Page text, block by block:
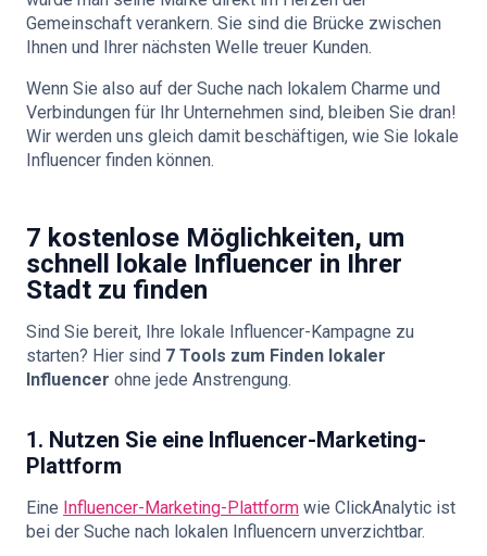
Gemeinschaft verankern. Sie sind die Brücke zwischen
Ihnen und Ihrer nächsten Welle treuer Kunden.
Wenn Sie also auf der Suche nach lokalem Charme und
Verbindungen für Ihr Unternehmen sind, bleiben Sie dran!
Wir werden uns gleich damit beschäftigen, wie Sie lokale
Influencer finden können.
7 kostenlose Möglichkeiten, um
schnell lokale Influencer in Ihrer
Stadt zu finden
Sind Sie bereit, Ihre lokale Influencer-Kampagne zu
starten? Hier sind 7 Tools zum Finden lokaler
Influencer ohne jede Anstrengung.
1. Nutzen Sie eine Influencer-Marketing-
Plattform
Eine Influencer-Marketing-Plattform wie ClickAnalytic ist
bei der Suche nach lokalen Influencern unverzichtbar.